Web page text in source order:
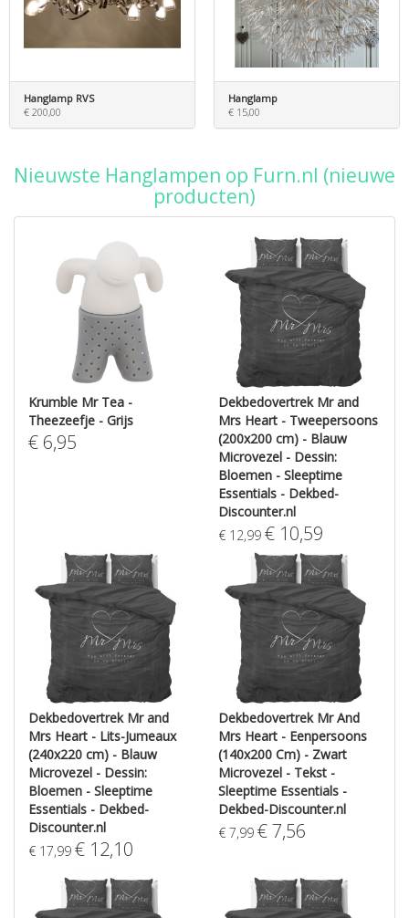
Hanglamp RVS
€ 200,00
Hanglamp
€ 15,00
Nieuwste Hanglampen op Furn.nl (nieuwe
producten)
Krumble Mr Tea -
Theezeefje - Grijs
€ 6,95
Dekbedovertrek Mr and
Mrs Heart - Tweepersoons
(200x200 cm) - Blauw
Microvezel - Dessin:
Bloemen - Sleeptime
Essentials - Dekbed-
Discounter.nl
€ 12,99 € 10,59
Dekbedovertrek Mr and
Mrs Heart - Lits-Jumeaux
(240x220 cm) - Blauw
Microvezel - Dessin:
Bloemen - Sleeptime
Essentials - Dekbed-
Discounter.nl
€ 17,99 € 12,10
Dekbedovertrek Mr And
Mrs Heart - Eenpersoons
(140x200 Cm) - Zwart
Microvezel - Tekst -
Sleeptime Essentials -
Dekbed-Discounter.nl
€ 7,99 €7,56